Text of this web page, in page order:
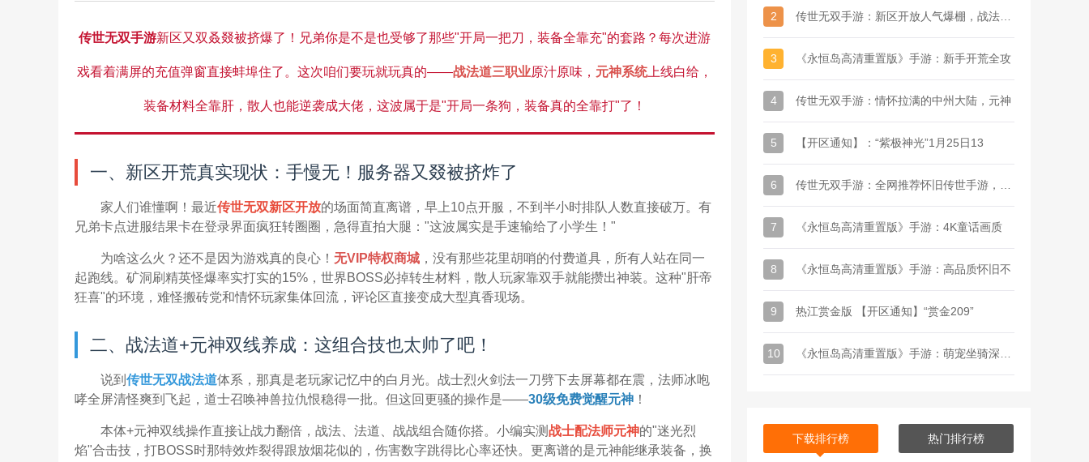
传世无双手游新区又双叒叕被挤爆了！兄弟你是不是也受够了那些"开局一把刀，装备全靠充"的套路？每次进游
戏看着满屏的充值弹窗直接蚌埠住了。这次咱们要玩就玩真的——战法道三职业原汁原味， 元神系统上线白给，
装备材料全靠肝，散人也能逆袭成大佬，这波属于是"开局一条狗，装备真的全靠打"了！
一、新区开荒真实现状：手慢无！服务器又叕被挤炸了
家人们谁懂啊！最近传世无双新区开放的场面简直离谱，早上10点开服，不到半小时排队人数直接破万。有
兄弟卡点进服结果卡在登录界面疯狂转圈圈，急得直拍大腿："这波属实是手速输给了小学生！"
为啥这么火？还不是因为游戏真的良心！ 无VIP特权商城 ，没有那些花里胡哨的付费道具，所有人站在同一
起跑线。矿洞刷精英怪爆率实打实的15%，世界BOSS必掉转生材料，散人玩家靠双手就能攒出神装。这种"肝帝
狂喜"的环境，难怪搬砖党和情怀玩家集体回流，评论区直接变成大型真香现场。
二、战法道+元神双线养成：这组合技也太帅了吧！
说到 传世无双战法道体系，那真是老玩家记忆中的白月光。战士烈火剑法一刀劈下去屏幕都在震，法师冰咆
哮全屏清怪爽到飞起，道士召唤神兽拉仇恨稳得一批。但这回更骚的操作是——30级免费觉醒元神 ！
本体+元神双线操作直接让战力翻倍，战法、法道、战战组合随你搭。小编实测战士配法师元神的"迷光烈
焰"合击技，打BOSS时那特效炸裂得跟放烟花似的，伤害数字跳得比心率还快。更离谱的是元神能继承装备，换
2
3 ​《永恒岛高清重置版》手游：新手开荒全攻
4 ​传世无双手游：情怀拉满的中州大陆，元神
5 【开区通知】：“紫极神光”1月25日13
6
7 ​《永恒岛高清重置版》手游：4K童话画质
8 ​《永恒岛高清重置版》手游：高品质怀旧不
9 热江赏金版 【开区通知】“赏金209”
10
下载排行榜 热门排行榜